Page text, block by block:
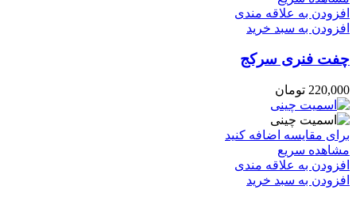
افزودن به علاقه مندی
افزودن به سبد خرید
چفت فنری سرکج
220,000 تومان
برای مقایسه اضافه کنید
مشاهده سریع
افزودن به علاقه مندی
افزودن به سبد خرید